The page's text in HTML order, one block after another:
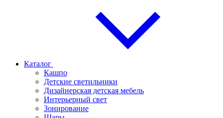
Каталог
Кашпо
Детские светильники
Дизайнерская детская мебель
Интерьерный свет
Зонирование